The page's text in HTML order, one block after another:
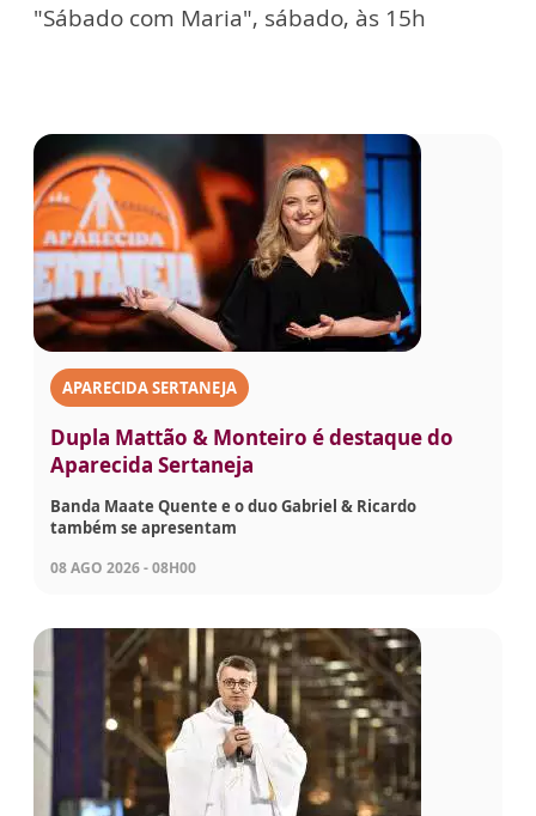
"Sábado com Maria", sábado, às 15h
APARECIDA SERTANEJA
Dupla Mattão & Monteiro é destaque do
Aparecida Sertaneja
Banda Maate Quente e o duo Gabriel & Ricardo
também se apresentam
08 AGO 2026 - 08H00